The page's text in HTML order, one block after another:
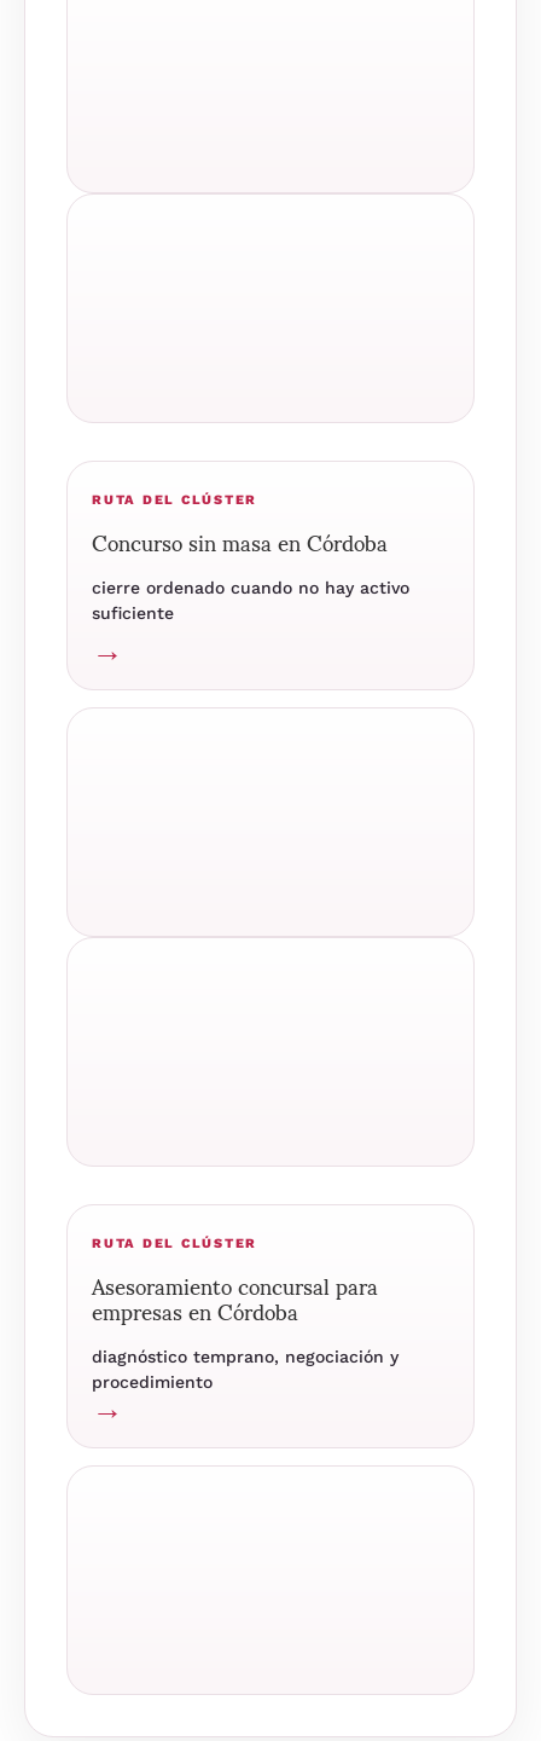
RUTA DEL CLÚSTER
Concurso sin masa en Córdoba
cierre ordenado cuando no hay activo
suficiente
→
RUTA DEL CLÚSTER
Asesoramiento concursal para
empresas en Córdoba
diagnóstico temprano, negociación y
procedimiento
→